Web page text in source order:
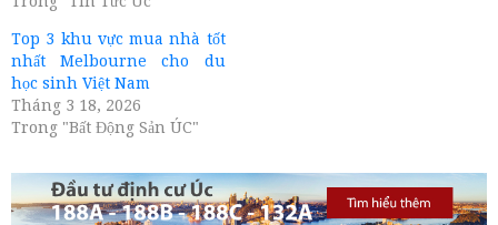
Top 3 khu vực mua nhà tốt
nhất Melbourne cho du
học sinh Việt Nam
Tháng 3 18, 2026
Trong "Bất Động Sản ÚC"